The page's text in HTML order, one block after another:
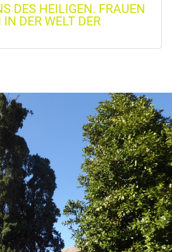
DES HEILIGEN. FRAUEN
DER WELT DER